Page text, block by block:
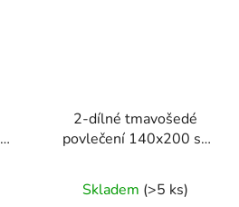
2-dílné tmavošedé
povlečení 140x200 se
Skladem (>5 ks)